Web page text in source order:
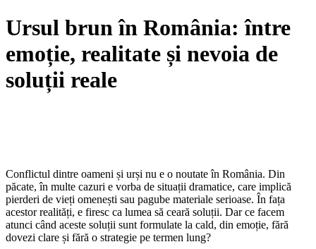
Ursul brun în România: între
emoție, realitate și nevoia de
soluții reale
Conflictul dintre oameni și urși nu e o noutate în România. Din
păcate, în multe cazuri e vorba de situații dramatice, care implică
pierderi de vieți omenești sau pagube materiale serioase. În fața
acestor realități, e firesc ca lumea să ceară soluții. Dar ce facem
atunci când aceste soluții sunt formulate la cald, din emoție, fără
dovezi clare și fără o strategie pe termen lung?